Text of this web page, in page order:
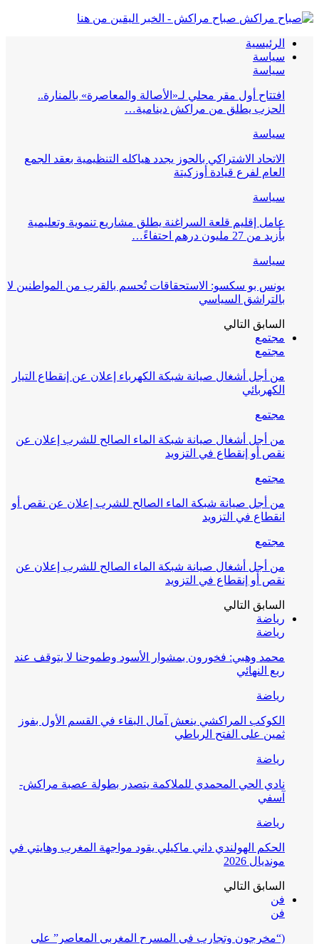
صباح مراكش - الخبر اليقين من هنا
الرئيسية
سياسة
سياسة
افتتاح أول مقر محلي لـ«الأصالة والمعاصرة» بالمنارة..
الحزب يطلق من مراكش دينامية…
سياسة
الاتحاد الاشتراكي بالحوز يجدد هياكله التنظيمية بعقد الجمع
العام لفرع قيادة أوزكيتة
سياسة
عامل إقليم قلعة السراغنة يطلق مشاريع تنموية وتعليمية
بأزيد من 27 مليون درهم احتفاءً…
سياسة
يونس بو سكسو: الاستحقاقات تُحسم بالقرب من المواطنين لا
بالتراشق السياسي
السابق التالي
مجتمع
مجتمع
من أجل أشغال صيانة شبكة الكهرباء إعلان عن إنقطاع التيار
الكهربائي
مجتمع
من أجل أشغال صيانة شبكة الماء الصالح للشرب إعلان عن
نقص أو إنقطاع في التزويد
مجتمع
من أجل صيانة شبكة الماء الصالح للشرب إعلان عن نقص أو
انقطاع في التزويد
مجتمع
من أجل أشغال صيانة شبكة الماء الصالح للشرب إعلان عن
نقص أو إنقطاع في التزويد
السابق التالي
رياضة
رياضة
محمد وهبي: فخورون بمشوار الأسود وطموحنا لا يتوقف عند
ربع النهائي
رياضة
الكوكب المراكشي ينعش آمال البقاء في القسم الأول بفوز
ثمين على الفتح الرباطي
رياضة
نادي الحي المحمدي للملاكمة يتصدر بطولة عصبة مراكش-
آسفي
رياضة
الحكم الهولندي داني ماكيلي يقود مواجهة المغرب وهايتي في
مونديال 2026
السابق التالي
فن
فن
(“مخرجون وتجارب في المسرح المغربي المعاصر” على